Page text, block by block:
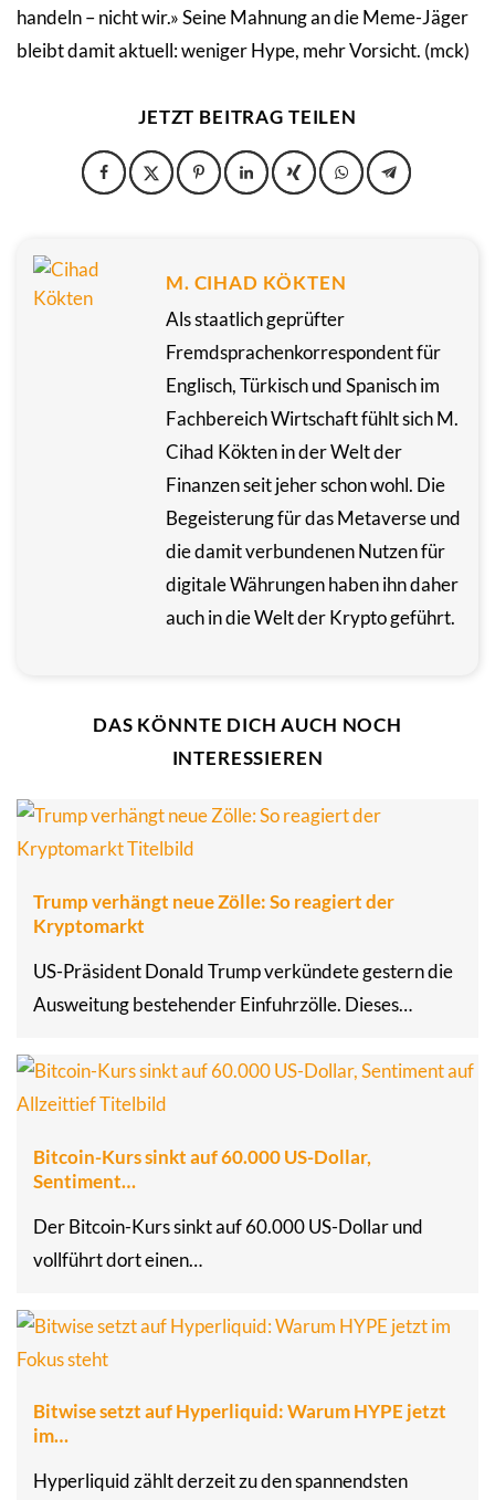
handeln – nicht wir.» Seine Mahnung an die Meme-Jäger
bleibt damit aktuell: weniger Hype, mehr Vorsicht. (mck)
JETZT BEITRAG TEILEN
M. CIHAD KÖKTEN
Als staatlich geprüfter
Fremdsprachenkorrespondent für
Englisch, Türkisch und Spanisch im
Fachbereich Wirtschaft fühlt sich M.
Cihad Kökten in der Welt der
Finanzen seit jeher schon wohl. Die
Begeisterung für das Metaverse und
die damit verbundenen Nutzen für
digitale Währungen haben ihn daher
auch in die Welt der Krypto geführt.
DAS KÖNNTE DICH AUCH NOCH
INTERESSIEREN
Trump verhängt neue Zölle: So reagiert der
Kryptomarkt
US-Präsident Donald Trump verkündete gestern die
Ausweitung bestehender Einfuhrzölle. Dieses…
Bitcoin-Kurs sinkt auf 60.000 US-Dollar,
Sentiment…
Der Bitcoin-Kurs sinkt auf 60.000 US-Dollar und
vollführt dort einen…
Bitwise setzt auf Hyperliquid: Warum HYPE jetzt
im…
Hyperliquid zählt derzeit zu den spannendsten